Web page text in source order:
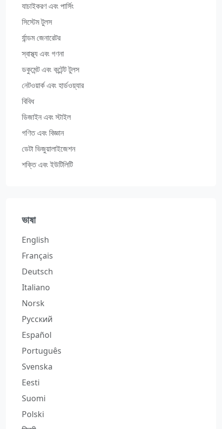
যাচাইকরণ এবং পার্সিং
সিস্টেম টুলস
র্যান্ডম জেনারেটর
স্বাস্থ্য এবং গণনা
ডকুমেন্ট এবং কন্টেন্ট টুলস
নেটওয়ার্ক এবং হার্ডওয়্যার
বিবিধ
ডিজাইন এবং স্টাইল
গণিত এবং বিজ্ঞান
ডেটা ভিজুয়ালাইজেশন
শক্তি এবং ইউটিলিটি
ভাষা
English
Français
Deutsch
Italiano
Norsk
Русский
Español
Português
Svenska
Eesti
Suomi
Polski